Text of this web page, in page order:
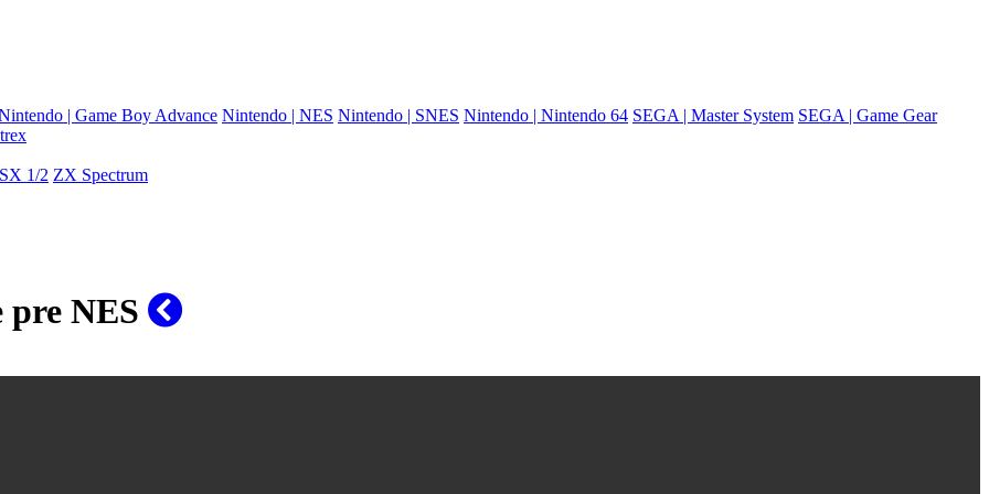
| Game Boy Advance Nintendo | NES Nintendo | SNES Nintendo | Nintendo 64 SEGA | Master System SEGA | Game Gear
1/2 ZX Spectrum
NES